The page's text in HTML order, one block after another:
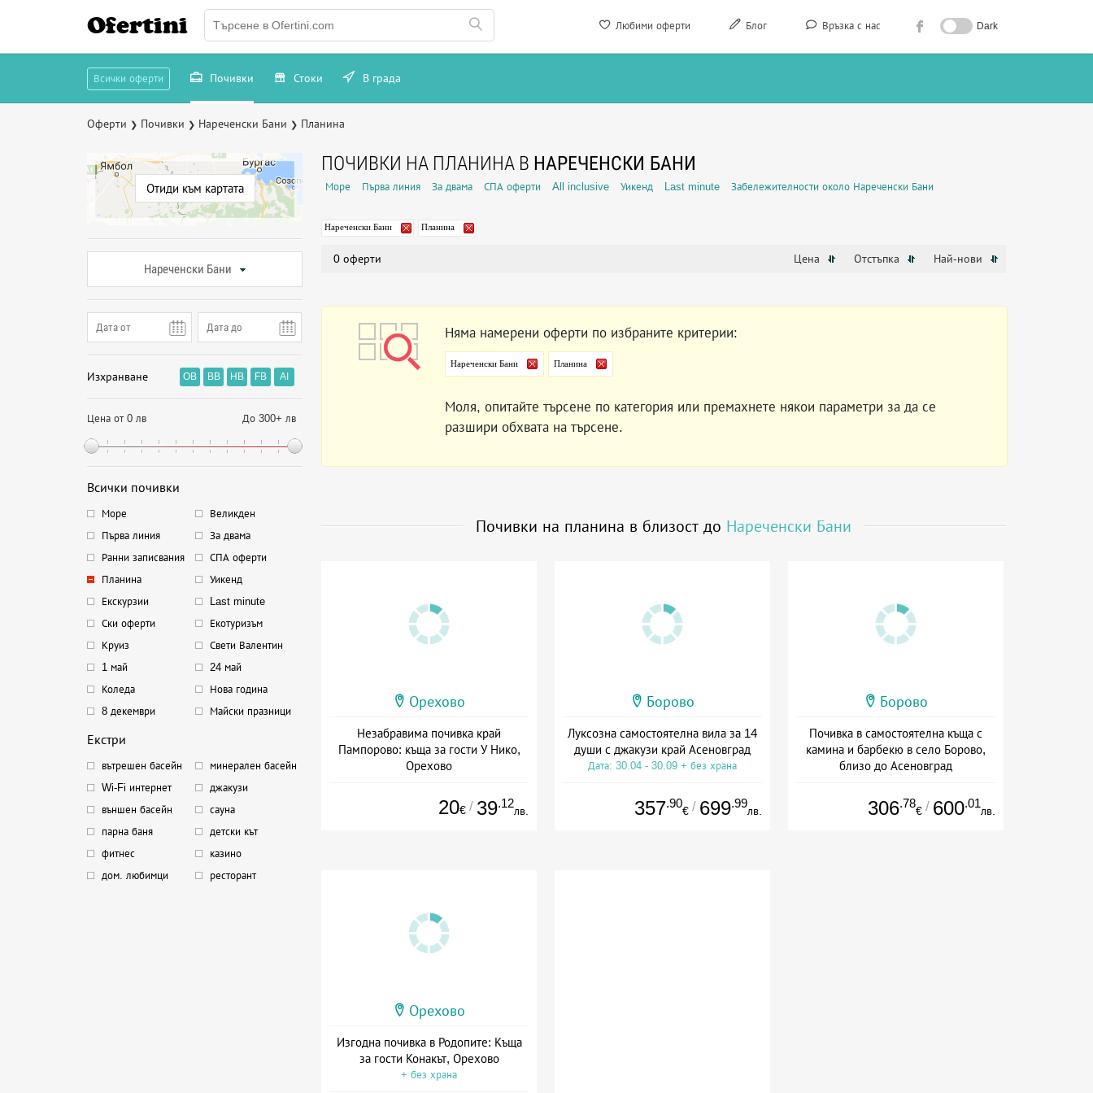
Любими оферти Блог Връзка с нас Dark
Ofertini
Всички оферти Почивки Стоки В града
Оферти ❯ Почивки ❯ Нареченски Бани ❯ Планина
Отиди към картата
Нареченски Бани
Изхранване OB BB HB FB AI
Цена от 0 лв До 300+ лв
Всички почивки
Море
Великден
Първа линия
За двама
Ранни записвания
СПА оферти
Планина
Уикенд
Екскурзии
Last minute
Ски оферти
Екотуризъм
Круиз
Свети Валентин
1 май
24 май
Коледа
Нова година
8 декември
Майски празници
Екстри
вътрешен басейн
минерален басейн
Wi-Fi интернет
джакузи
външен басейн
сауна
парна баня
детски кът
фитнес
казино
дом. любимци
ресторант
ПОЧИВКИ НА ПЛАНИНА В НАРЕЧЕНСКИ БАНИ
Море Първа линия За двама СПА оферти All inclusive Уикенд Last minute Забележителности около Нареченски Бани
Нареченски Бани Планина
0 оферти Цена Отстъпка Най-нови
Няма намерени оферти по избраните критерии:
Нареченски Бани Планина
Моля, опитайте търсене по категория или премахнете някои параметри за да се
разшири обхвата на търсене.
Почивки на планина в близост до Нареченски Бани
Орехово
Незабравима почивка край
Пампорово: къща за гости У Нико,
Орехово
20€ / 39.12
лв.
Борово
Луксозна самостоятелна вила за 14
души с джакузи край Асеновград
Дата: 30.04 - 30.09 + без храна
357.90
€ / 699.99
лв.
Борово
Почивка в самостоятелна къща с
камина и барбекю в село Борово,
близо до Асеновград
306.78
€ / 600.01
лв.
Орехово
Изгодна почивка в Родопите: Къща
за гости Конакът, Орехово
+ без храна